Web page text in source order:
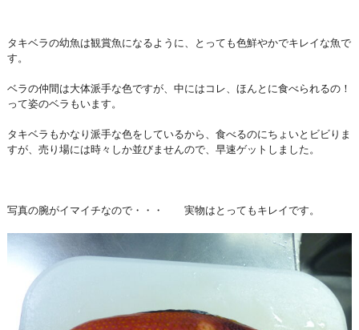
タキベラの幼魚は観賞魚になるように、とっても色鮮やかでキレイな魚で
す。
ベラの仲間は大体派手な色ですが、中にはコレ、ほんとに食べられるの！
って姿のベラもいます。
タキベラもかなり派手な色をしているから、食べるのにちょいとビビりま
すが、売り場には時々しか並びませんので、早速ゲットしました。
写真の腕がイマイチなので・・・ 実物はとってもキレイです。